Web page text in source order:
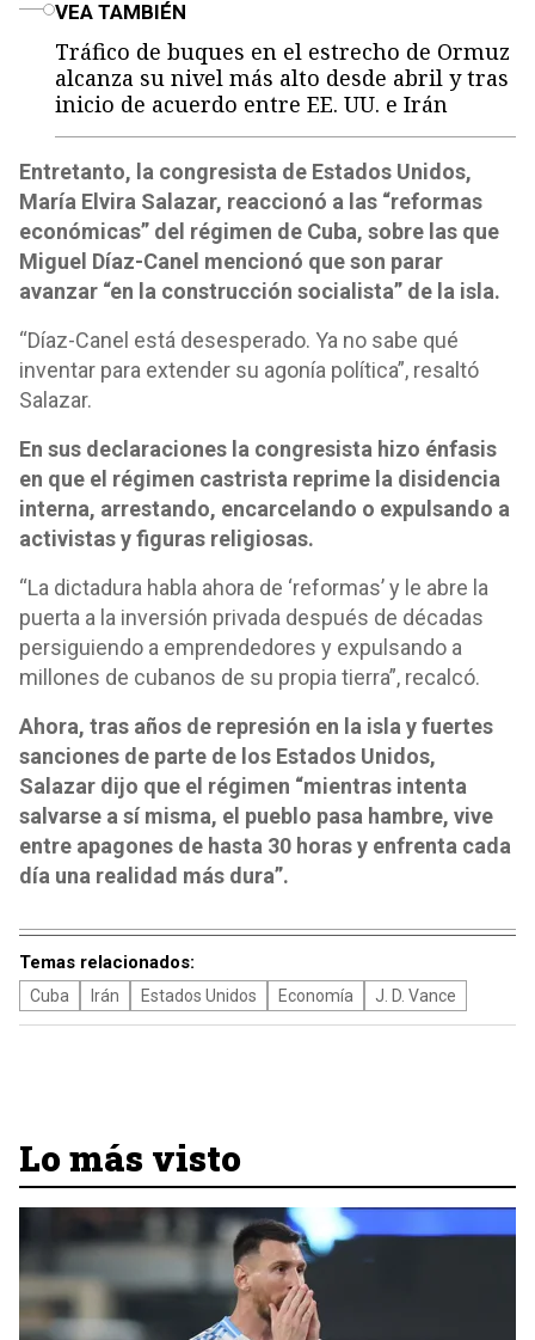
VEA TAMBIÉN
Tráfico de buques en el estrecho de Ormuz
alcanza su nivel más alto desde abril y tras
inicio de acuerdo entre EE. UU. e Irán
Entretanto, la congresista de Estados Unidos,
María Elvira Salazar, reaccionó a las “reformas
económicas” del régimen de Cuba, sobre las que
Miguel Díaz-Canel mencionó que son parar
avanzar “en la construcción socialista” de la isla.
“Díaz-Canel está desesperado. Ya no sabe qué
inventar para extender su agonía política”, resaltó
Salazar.
En sus declaraciones la congresista hizo énfasis
en que el régimen castrista reprime la disidencia
interna, arrestando, encarcelando o expulsando a
activistas y figuras religiosas.
“La dictadura habla ahora de ‘reformas’ y le abre la
puerta a la inversión privada después de décadas
persiguiendo a emprendedores y expulsando a
millones de cubanos de su propia tierra”, recalcó.
Ahora, tras años de represión en la isla y fuertes
sanciones de parte de los Estados Unidos,
Salazar dijo que el régimen “mientras intenta
salvarse a sí misma, el pueblo pasa hambre, vive
entre apagones de hasta 30 horas y enfrenta cada
día una realidad más dura”.
Temas relacionados:
Cuba Irán Estados Unidos Economía J. D. Vance
Lo más visto